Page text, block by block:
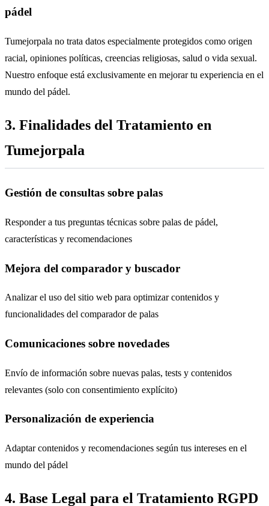
pádel
Tumejorpala no trata datos especialmente protegidos como origen
racial, opiniones políticas, creencias religiosas, salud o vida sexual.
Nuestro enfoque está exclusivamente en mejorar tu experiencia en el
mundo del pádel.
3. Finalidades del Tratamiento en
Tumejorpala
Gestión de consultas sobre palas
Responder a tus preguntas técnicas sobre palas de pádel,
características y recomendaciones
Mejora del comparador y buscador
Analizar el uso del sitio web para optimizar contenidos y
funcionalidades del comparador de palas
Comunicaciones sobre novedades
Envío de información sobre nuevas palas, tests y contenidos
relevantes (solo con consentimiento explícito)
Personalización de experiencia
Adaptar contenidos y recomendaciones según tus intereses en el
mundo del pádel
4. Base Legal para el Tratamiento RGPD